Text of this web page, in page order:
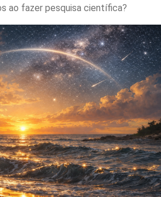
ao fazer pesquisa científica?